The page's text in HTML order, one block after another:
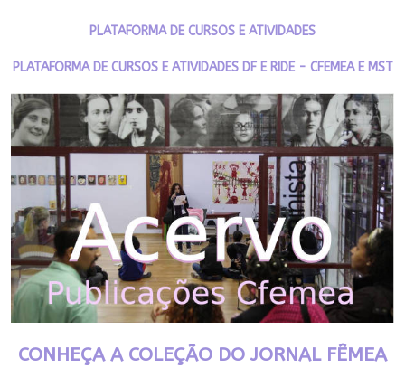
PLATAFORMA DE CURSOS E ATIVIDADES
PLATAFORMA DE CURSOS E ATIVIDADES DF E RIDE - CFEMEA E MST
CONHEÇA A COLEÇÃO DO JORNAL FÊMEA